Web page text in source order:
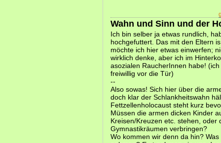
Wahn und Sinn und der
Ich bin selber ja etwas rundlich,
hochgefuttert. Das mit den Eltern
möchte ich hier etwas einwerfen;
wirklich denke, aber ich im
asozialen RaucherInnen habe!
freiwillig vor die Tür)
--
Also sowas! Sich hier über die
doch klar der Schlankheitswahn
Fettzellenholocaust steht kurz
Müssen die armen dicken Kinder
Kreisen/Kreuzen etc. stehen, oder
Gymnastikräumen verbringen?
Wo kommen wir denn da hin?